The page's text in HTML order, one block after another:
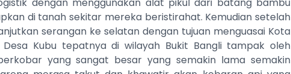
di tanah sekitar mereka beristirahat. Kemudian setelah
serangan ke selatan dengan tujuan menguasai Kota
Desa Kubu tepatnya di wilayah Bukit Bangli tampak oleh
yang sangat besar yang semakin lama semakin